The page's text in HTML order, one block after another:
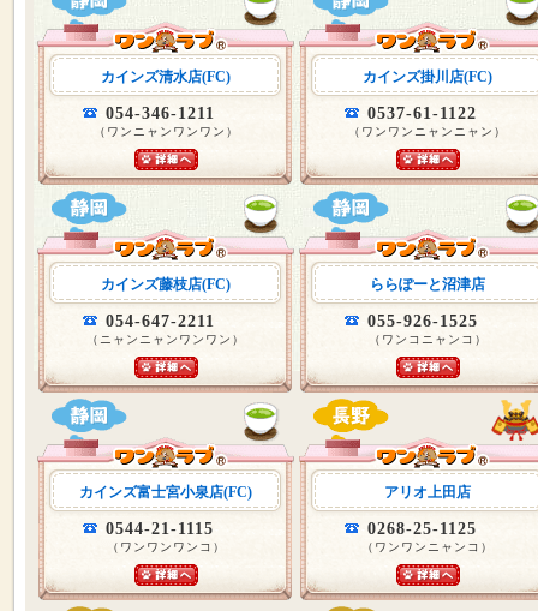
カインズ清水店(FC)
054-346-1211
（ワンニャンワンワン）
カインズ掛川店(FC)
0537-61-1122
（ワンワンニャンニャン）
カインズ藤枝店(FC)
054-647-2211
（ニャンニャンワンワン）
ららぽーと沼津店
055-926-1525
（ワンコニャンコ）
カインズ富士宮小泉店(FC)
0544-21-1115
（ワンワンワンコ）
アリオ上田店
0268-25-1125
（ワンワンニャンコ）